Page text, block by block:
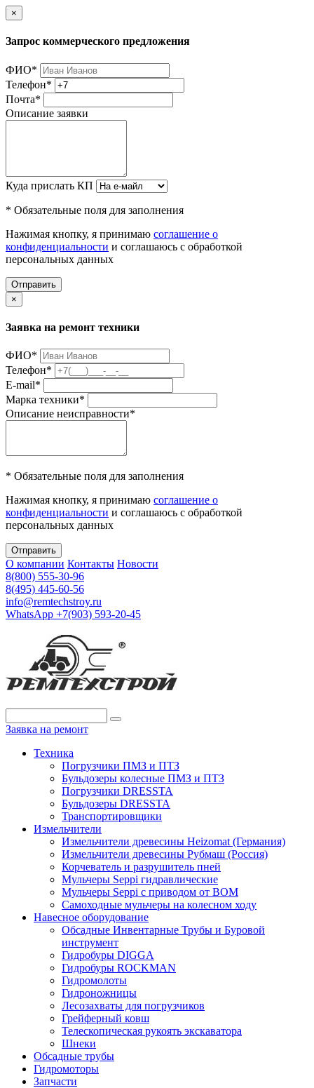
×
Запрос коммерческого предложения
ФИО*
Телефон*
Почта*
Описание заявки
Куда прислать КП
* Обязательные поля для заполнения
Нажимая кнопку, я принимаю соглашение о
конфиденциальности и соглашаюсь с обработкой
персональных данных
Отправить
×
Заявка на ремонт техники
ФИО*
Телефон*
E-mail*
Марка техники*
Описание неисправности*
* Обязательные поля для заполнения
Нажимая кнопку, я принимаю соглашение о
конфиденциальности и соглашаюсь с обработкой
персональных данных
Отправить
О компании Контакты Новости
8(800) 555-30-96
8(495) 445-60-56
info@remtechstroy.ru
WhatsApp +7(903) 593-20-45
Заявка на ремонт
Техника
Погрузчики ПМЗ и ПТЗ
Бульдозеры колесные ПМЗ и ПТЗ
Погрузчики DRESSTA
Бульдозеры DRESSTA
Транспортировщики
Измельчители
Измельчители древесины Heizomat (Германия)
Измельчители древесины Рубмаш (Россия)
Корчеватель и разрушитель пней
Мульчеры Seppi гидравлические
Мульчеры Seppi с приводом от ВОМ
Самоходные мульчеры на колесном ходу
Навесное оборудование
Обсадные Инвентарные Трубы и Буровой
инструмент
Гидробуры DIGGA
Гидробуры ROCKMAN
Гидромолоты
Гидроножницы
Лесозахваты для погрузчиков
Грейферный ковш
Телескопическая рукоять экскаватора
Шнеки
Обсадные трубы
Гидромоторы
Запчасти